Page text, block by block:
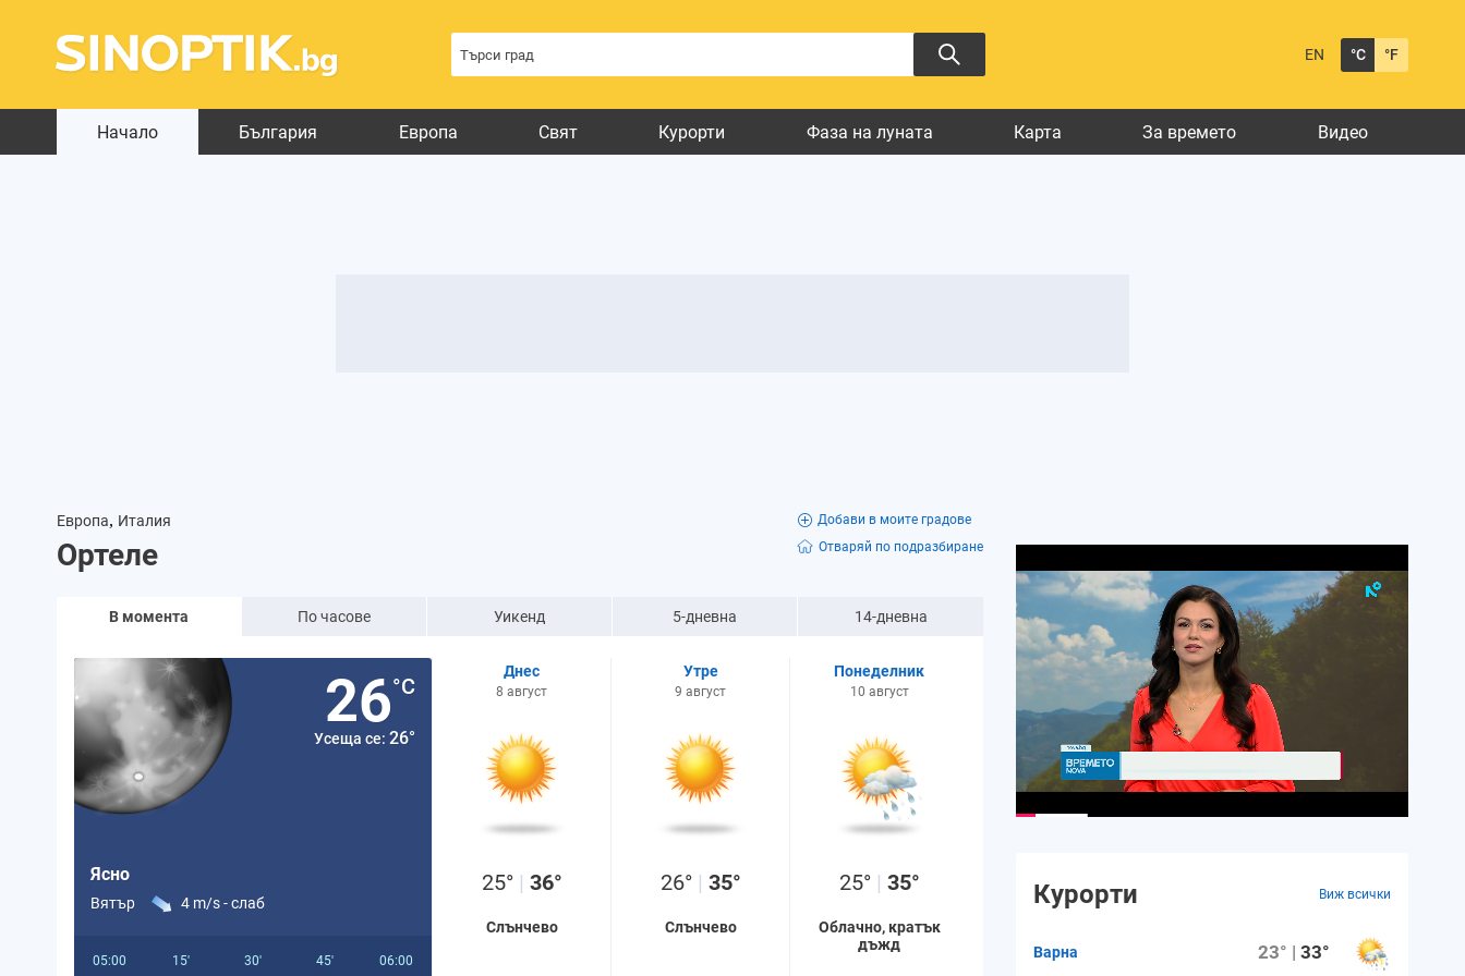
EN °C °F
Начало България Европа Свят Курорти Фаза на луната Карта За времето Видео
Европа, Италия
Ортеле
Добави в моите градове
Отваряй по подразбиране
В момента По часове Уикенд 5-дневна 14-дневна
26°C
Усеща се: 26°
Ясно
Вятър 4 m/s -слаб
05:00 15' 30' 45' 06:00
Днес
8 август
25° | 36°
Слънчево
Утре
9 август
26° | 35°
Слънчево
Понеделник
10 август
25° | 35°
Облачно, кратък
дъжд
Курорти Виж всички
Варна 23° |33°